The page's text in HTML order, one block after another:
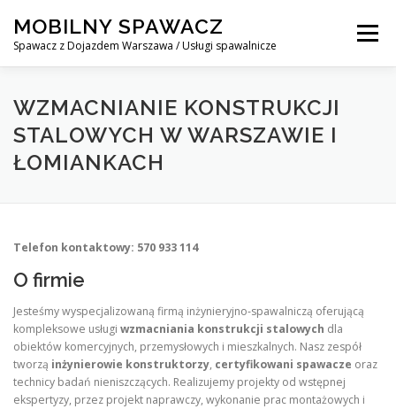
content
MOBILNY SPAWACZ
Spawacz z Dojazdem Warszawa / Usługi spawalnicze
Menu
MOBILNY SPAWACZ WARSZAWA BLOG O NAS
KONTAKT
WZMACNIANIE KONSTRUKCJI
STALOWYCH W WARSZAWIE I
ŁOMIANKACH
Telefon kontaktowy: 570 933 114
O firmie
Jesteśmy wyspecjalizowaną firmą inżynieryjno‑spawalniczą oferującą
kompleksowe usługi wzmacniania konstrukcji stalowych dla
obiektów komercyjnych, przemysłowych i mieszkalnych. Nasz zespół
tworzą inżynierowie konstruktorzy, certyfikowani spawacze oraz
technicy badań nieniszczących. Realizujemy projekty od wstępnej
ekspertyzy, przez projekt naprawczy, wykonanie prac montażowych i